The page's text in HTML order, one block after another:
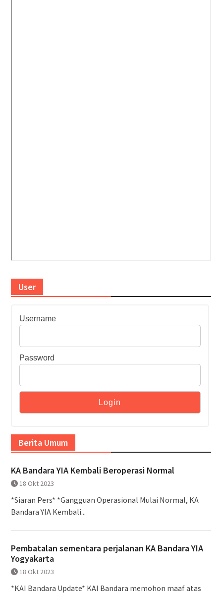
User
Username
Password
Berita Umum
KA Bandara YIA Kembali Beroperasi Normal
18 Okt 2023
*Siaran Pers* *Gangguan Operasional Mulai Normal, KA
Bandara YIA Kembali...
Pembatalan sementara perjalanan KA Bandara YIA
Yogyakarta
18 Okt 2023
*KAI Bandara Update* KAI Bandara memohon maaf atas